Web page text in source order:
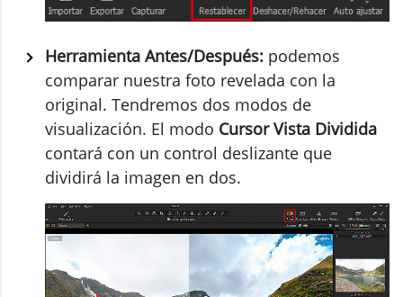
Herramienta Antes/Después: podemos
comparar nuestra foto revelada con la
original. Tendremos dos modos de
visualización. El modo Cursor Vista Dividida
contará con un control deslizante que
dividirá la imagen en dos.